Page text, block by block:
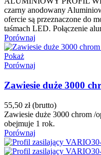
czarny anodowany
ofercie są przeznaczone do
taśmach LED. Połączenie
Porównaj
Pokaż
Porównaj
Zawiesie duże 3000
55,50 zł (brutto)
Zawiesie duże 3000 chrom /
obejmuje 1 rok.
Porównaj